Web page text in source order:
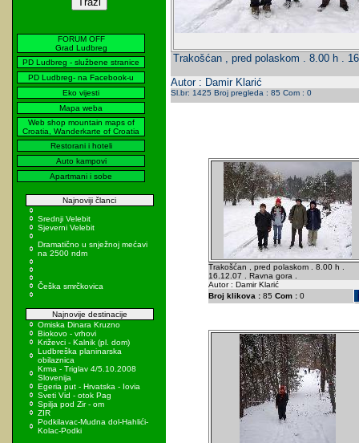
FORUM OFF
Grad Ludbreg
PD Ludbreg - službene stranice
PD Ludbreg- na Facebook-u
Eko vijesti
Mapa weba
Web shop mountain maps of
Croatia, Wanderkarte of Croatia
Restorani i hoteli
Auto kampovi
Apartmani i sobe
Najnoviji članci
Srednji Velebit
Sjeverni Velebit
Dramatično u snježnoj mećavi
na 2500 ndm
Češka smrčkovica
Najnovije destinacije
Omiska Dinara Kruzno
Biokovo - vrhovi
Križevci - Kalnik (pl. dom)
Ludbreška planinarska
obilaznica
Krma - Triglav 4/5.10.2008
Slovenija
Egeria put - Hrvatska - Iovia
Sveti Vid - otok Pag
Spilja pod Zir - om
ZIR
Podkilavac-Mudna dol-Hahlići-
Kolac-Podki
Trakošćan , pred polaskom . 8.00 h .
Autor : Damir Klarić
Sl.br: 1425 Broj pregleda : 85 Com : 0
Trakošćan , pred polaskom . 8.00 h .
16.12.07 . Ravna gora .
Autor : Damir Klarić
Broj klikova :85 Com :0